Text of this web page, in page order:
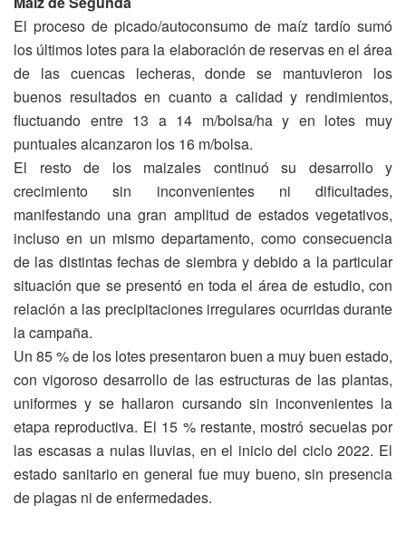
El proceso de picado/autoconsumo de maíz tardío sumó
los últimos lotes para la elaboración de reservas en el área
de las cuencas lecheras, donde se mantuvieron los
buenos resultados en cuanto a calidad y rendimientos,
fluctuando entre 13 a 14 m/bolsa/ha y en lotes muy
puntuales alcanzaron los 16 m/bolsa.
El resto de los maizales continuó su desarrollo y
crecimiento sin inconvenientes ni dificultades,
manifestando una gran amplitud de estados vegetativos,
incluso en un mismo departamento, como consecuencia
de las distintas fechas de siembra y debido a la particular
situación que se presentó en toda el área de estudio, con
relación a las precipitaciones irregulares ocurridas durante
la campaña.
Un 85 % de los lotes presentaron buen a muy buen estado,
con vigoroso desarrollo de las estructuras de las plantas,
uniformes y se hallaron cursando sin inconvenientes la
etapa reproductiva. El 15 % restante, mostró secuelas por
las escasas a nulas lluvias, en el inicio del ciclo 2022. El
estado sanitario en general fue muy bueno, sin presencia
de plagas ni de enfermedades.